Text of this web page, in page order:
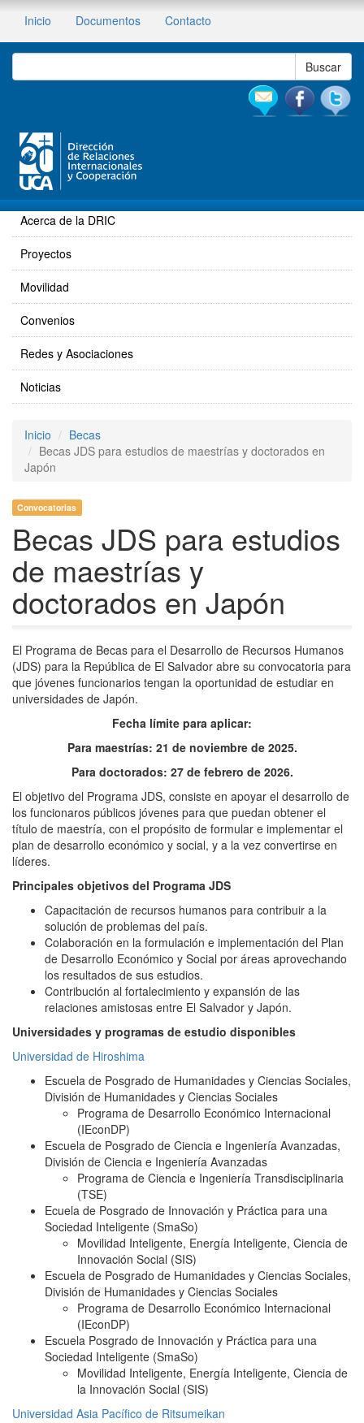
Inicio Documentos Contacto
Acerca de la DRIC
Proyectos
Movilidad
Convenios
Redes y Asociaciones
Noticias
Inicio
Becas
Becas JDS para estudios de maestrías y doctorados en
Japón
Convocatorias
Becas JDS para estudios
de maestrías y
doctorados en Japón
El Programa de Becas para el Desarrollo de Recursos Humanos
(JDS) para la República de El Salvador abre su convocatoria para
que jóvenes funcionarios tengan la oportunidad de estudiar en
universidades de Japón.
Fecha límite para aplicar:
Para maestrías: 21 de noviembre de 2025.
Para doctorados: 27 de febrero de 2026.
El objetivo del Programa JDS, consiste en apoyar el desarrollo de
los funcionaros públicos jóvenes para que puedan obtener el
título de maestría, con el propósito de formular e implementar el
plan de desarrollo económico y social, y a la vez convertirse en
líderes.
Principales objetivos del Programa JDS
Capacitación de recursos humanos para contribuir a la
solución de problemas del país.
Colaboración en la formulación e implementación del Plan
de Desarrollo Económico y Social por áreas aprovechando
los resultados de sus estudios.
Contribución al fortalecimiento y expansión de las
relaciones amistosas entre El Salvador y Japón.
Universidades y programas de estudio disponibles
Universidad de Hiroshima
Escuela de Posgrado de Humanidades y Ciencias Sociales,
División de Humanidades y Ciencias Sociales
Programa de Desarrollo Económico Internacional
(IEconDP)
Escuela de Posgrado de Ciencia e Ingeniería Avanzadas,
División de Ciencia e Ingeniería Avanzadas
Programa de Ciencia e Ingeniería Transdisciplinaria
(TSE)
Ecuela de Posgrado de Innovación y Práctica para una
Sociedad Inteligente (SmaSo)
Movilidad Inteligente, Energía Inteligente, Ciencia de
Innovación Social (SIS)
Escuela de Posgrado de Humanidades y Ciencias Sociales,
División de Humanidades y Ciencias Sociales
Programa de Desarrollo Económico Internacional
(IEconDP)
Escuela Posgrado de Innovación y Práctica para una
Sociedad Inteligente (SmaSo)
Movilidad Inteligente, Energía Inteligente, Ciencia de
la Innovación Social (SIS)
Universidad Asia Pacífico de Ritsumeikan